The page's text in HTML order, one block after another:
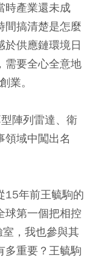
時產業還未成
間搞清楚是怎麼
於供應鏈環境日
需要全心全意地
業。
陣列雷達、衛
領域中闖出名
15年前王毓駒的
球第一個把相控
，我也參與其
多重要？王毓駒